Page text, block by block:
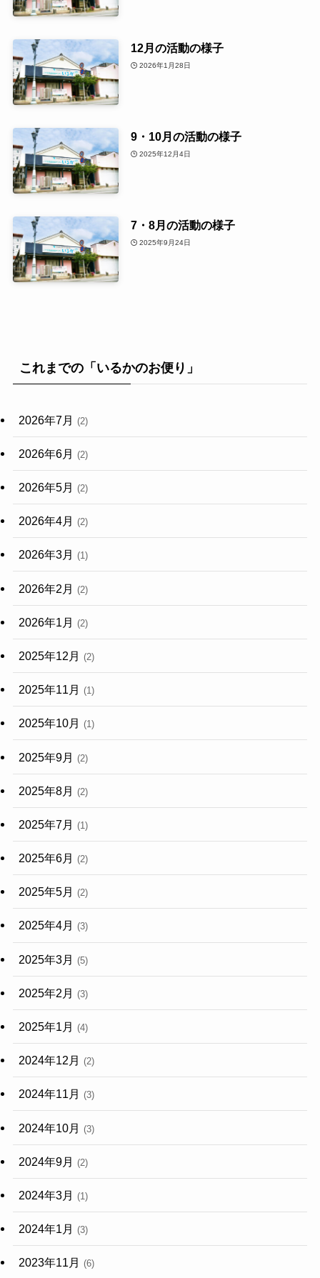
12月の活動の様子
2026年1月28日
9・10月の活動の様子
2025年12月4日
7・8月の活動の様子
2025年9月24日
これまでの「いるかのお便り」
2026年7月 (2)
2026年6月 (2)
2026年5月 (2)
2026年4月 (2)
2026年3月 (1)
2026年2月 (2)
2026年1月 (2)
2025年12月 (2)
2025年11月 (1)
2025年10月 (1)
2025年9月 (2)
2025年8月 (2)
2025年7月 (1)
2025年6月 (2)
2025年5月 (2)
2025年4月 (3)
2025年3月 (5)
2025年2月 (3)
2025年1月 (4)
2024年12月 (2)
2024年11月 (3)
2024年10月 (3)
2024年9月 (2)
2024年3月 (1)
2024年1月 (3)
2023年11月 (6)